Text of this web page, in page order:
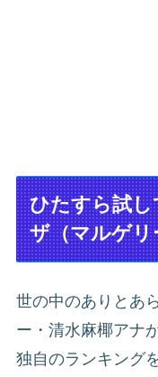
ひたすら試
ザ（マルゲリ
世の中のありとあ
ー・清水麻椰アナ
独自のランキング